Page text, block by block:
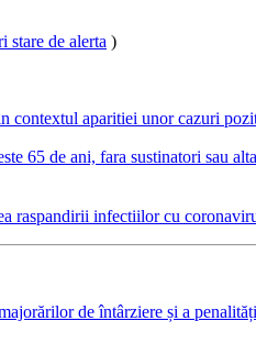
stare de alerta )
aparitiei unor cazuri
65 de ani, fara sustinatori sau
raspandirii infectiilor cu
de întârziere și a